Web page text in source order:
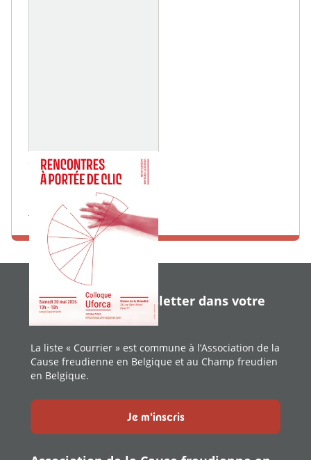
Colloque uforca
30 MAI 2026
Maison de la Mutualité
En savoir plus
Recevoir notre newsletter dans votre
boîte aux lettres
La liste « Courrier » est commune à l’Association de la
Cause freudienne en Belgique et au Champ freudien
en Belgique.
Je m'inscris